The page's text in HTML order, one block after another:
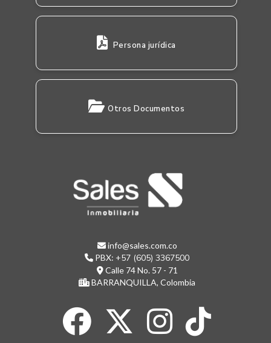
Persona jurídica
Otros Documentos
info@sales.com.co
PBX: +57 (605) 3367500
Calle 74 No. 57 - 71
BARRANQUILLA, Colombia